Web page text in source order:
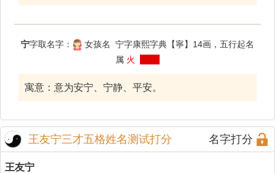
宁字取名字：
女孩名 宁字康熙字典【寧】14画，五行起名
属 火
寓意：意为安宁、宁静、平安。
王友宁三才五格姓名测试打分 名字打分
王友宁